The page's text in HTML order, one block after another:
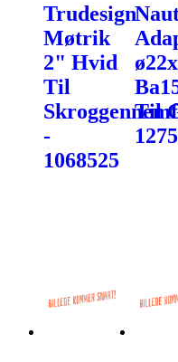
Trudesign
Møtrik
2" Hvid
Til
-
1068525
Til